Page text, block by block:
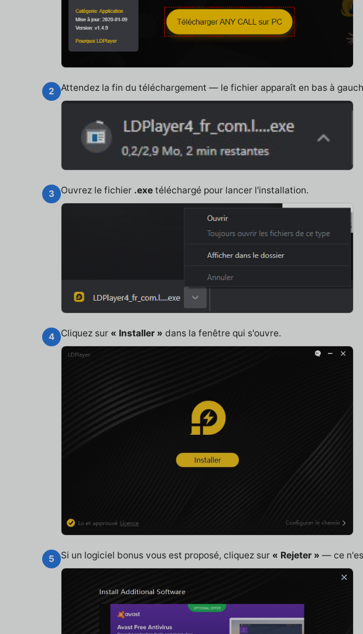
2 Attendez la fin du téléchargement — le fichier apparaît en bas à
3 Ouvrez le fichier .exe téléchargé pour lancer l'installation.
4 Cliquez sur « Installer » dans la fenêtre qui s'ouvre.
5 Si un logiciel bonus vous est proposé, cliquez sur « Rejeter » — ce